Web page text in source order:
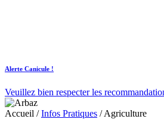
Alerte Canicule !
Veuillez bien respecter les
Accueil /Infos Pratiques /Agriculture